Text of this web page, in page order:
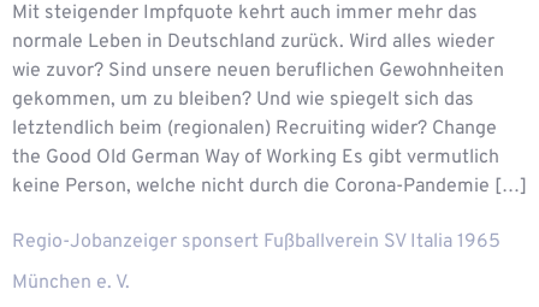
Mit steigender Impfquote kehrt auch immer mehr das
normale Leben in Deutschland zurück. Wird alles wieder
wie zuvor? Sind unsere neuen beruflichen Gewohnheiten
gekommen, um zu bleiben? Und wie spiegelt sich das
letztendlich beim (regionalen) Recruiting wider? Change
the Good Old German Way of Working Es gibt vermutlich
keine Person, welche nicht durch die Corona-Pandemie […]
Regio-Jobanzeiger sponsert Fußballverein SV Italia 1965
München e. V.